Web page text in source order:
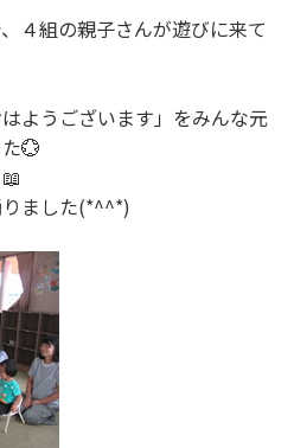
４組の親子さんが遊びに来て
ようございます」をみんな元
💮
ました(*^^*)